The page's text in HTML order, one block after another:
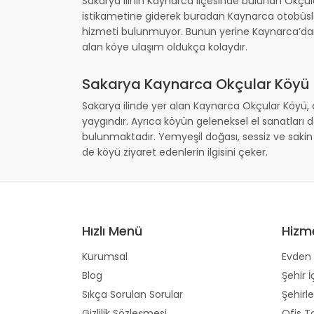
istikametine giderek buradan Kaynarca
hizmeti bulunmuyor. Bunun yerine
alan köye ulaşım oldukça kolaydır.
Sakarya Kaynarca Okçular Köyü
Sakarya ilinde yer alan Kaynarca Okçular
yaygındır. Ayrıca köyün geleneksel el
bulunmaktadır. Yemyeşil doğası, sessiz ve
de köyü ziyaret edenlerin ilgisini çeker.
Hızlı Menü
Kurumsal
Blog
Sıkça Sorulan Sorular
Evden
Şehir